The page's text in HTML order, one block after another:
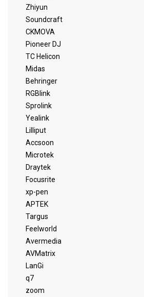
Zhiyun
Soundcraft
CKMOVA
Pioneer DJ
TC Helicon
Midas
Behringer
RGBlink
Sprolink
Yealink
Lilliput
Accsoon
Microtek
Draytek
Focusrite
xp-pen
APTEK
Targus
Feelworld
Avermedia
AVMatrix
LanGi
q7
zoom